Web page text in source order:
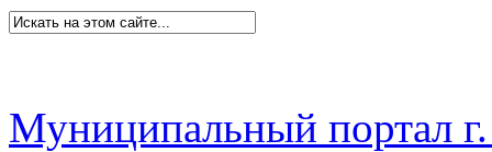
Муниципальный портал